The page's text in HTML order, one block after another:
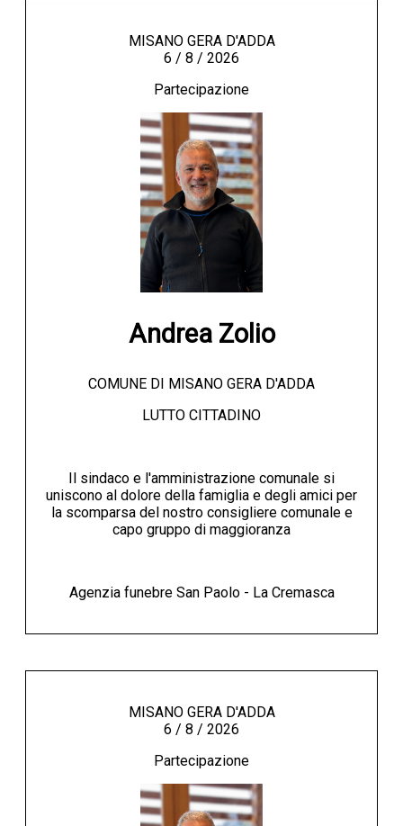
MISANO GERA D'ADDA
6 / 8 / 2026
Partecipazione
Andrea Zolio
COMUNE DI MISANO GERA D'ADDA
LUTTO CITTADINO
Il sindaco e l'amministrazione comunale si
uniscono al dolore della famiglia e degli amici per
la scomparsa del nostro consigliere comunale e
capo gruppo di maggioranza
Agenzia funebre San Paolo - La Cremasca
MISANO GERA D'ADDA
6 / 8 / 2026
Partecipazione